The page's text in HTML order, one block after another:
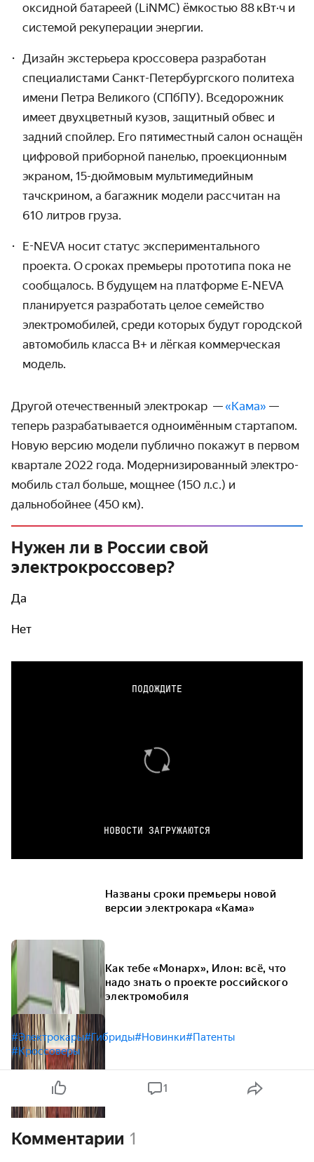
оксидной батареей (LiNMC) ёмкостью 88 кВт·ч и
системой рекуперации энергии.
Дизайн экстерьера кроссовера разработан
специалистами Санкт-Петер­бургского политеха
имени Петра Великого (СПбПУ). Вседорожник
имеет двухцветный кузов, защитный обвес и
задний спойлер. Его пятиместный салон оснащён
цифровой приборной панелью, проекционным
экраном, 15-дюймовым мульти­медийным
тачскрином, а багажник модели рассчитан на
610 литров груза.
E-NEVA носит статус экспериментального
проекта. О сроках премьеры прототипа пока не
сообщалось. В будущем на платформе E‑NEVA
планируется разработать целое семейство
электро­мобилей, среди которых будут городской
автомобиль класса B+ и лёгкая коммер­ческая
модель.
Другой отечественный электрокар — «Кама» —
теперь разрабаты­вается одноимённым стартапом.
Новую версию модели публично покажут в первом
квартале 2022 года. Модерни­зированный электро­
мобиль стал больше, мощнее (150 л.с.) и
дальнобойнее (450 км).
Нужен ли в России свой
электрокроссовер?
Да
Нет
ПОДОЖДИТЕ
НОВОСТИ ЗАГРУЖАЮТСЯ
Названы сроки премьеры новой
версии электрокара «Кама»
Как тебе «Монарх», Илон: всё, что
надо знать о проекте российского
электромобиля
#Электрокары#Гибриды#Новинки#Патенты
#Кроссоверы
1
Комментарии 1